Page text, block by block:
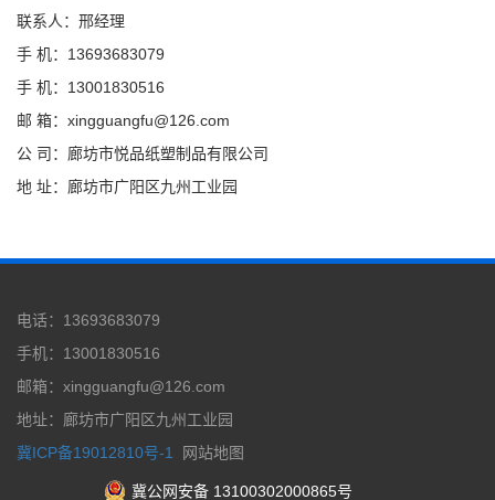
联系人：邢经理
手 机：13693683079
手 机：13001830516
邮 箱：xingguangfu@126.com
公 司：廊坊市悦品纸塑制品有限公司
地 址：廊坊市广阳区九州工业园
电话：13693683079
手机：13001830516
邮箱：xingguangfu@126.com
地址：廊坊市广阳区九州工业园
冀ICP备19012810号-1
网站地图
冀公网安备 13100302000865号